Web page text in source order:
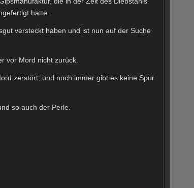
hatte.
versteckt haben und ist nun auf der Suche
vor Mord nicht zurück.
zerstört, und noch immer gibt es keine Spur
so auch der Perle.